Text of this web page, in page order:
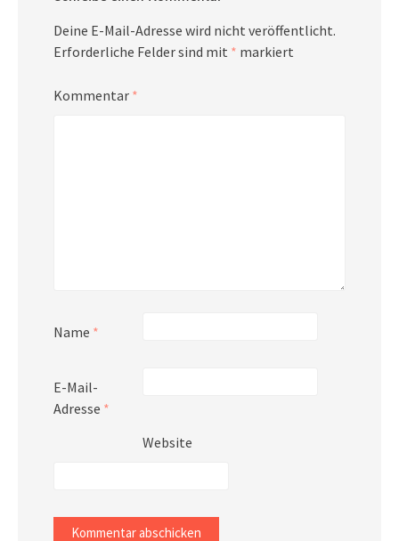
Deine E-Mail-Adresse wird nicht veröffentlicht.
Erforderliche Felder sind mit * markiert
Kommentar *
Name *
E-Mail-
Adresse *
Website